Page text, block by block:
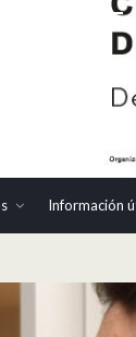
Información